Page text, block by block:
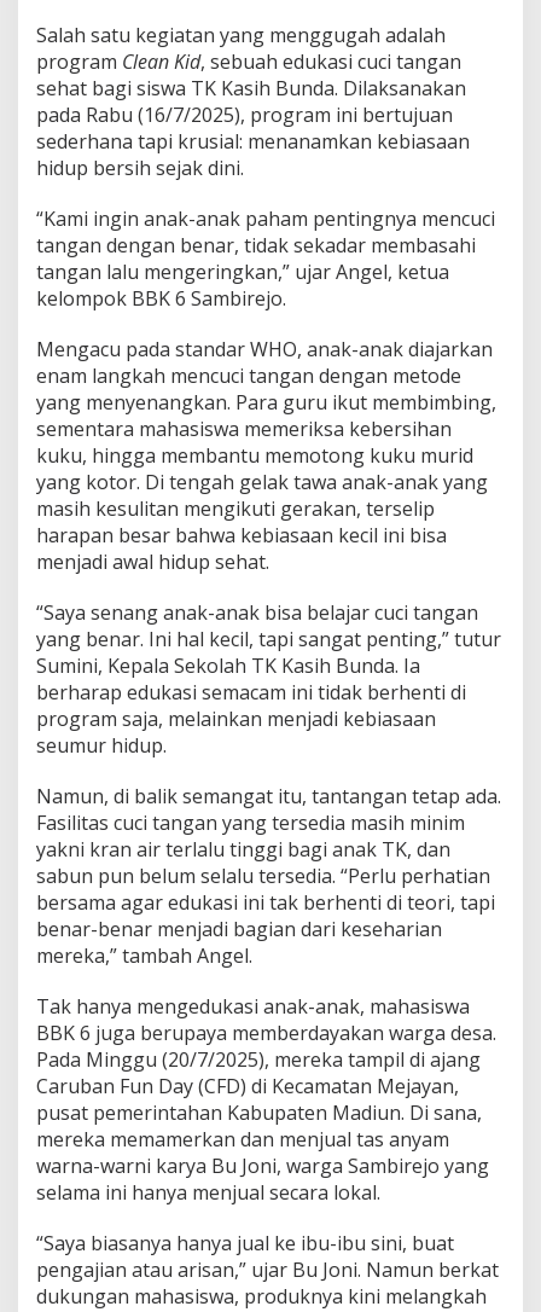
U
n
a
r
H
i
k
a
a
a
p
a
n
B
a
r
u
D
e
s
a
S
a
r
e
j
o
Salah satu kegiatan yang menggugah adalah
program Clean Kid, sebuah edukasi cuci tangan
sehat bagi siswa TK Kasih Bunda. Dilaksanakan
pada Rabu (16/7/2025), program ini bertujuan
sederhana tapi krusial: menanamkan kebiasaan
hidup bersih sejak dini.
“Kami ingin anak-anak paham pentingnya mencuci
tangan dengan benar, tidak sekadar membasahi
tangan lalu mengeringkan,” ujar Angel, ketua
kelompok BBK 6 Sambirejo.
Mengacu pada standar WHO, anak-anak diajarkan
enam langkah mencuci tangan dengan metode
yang menyenangkan. Para guru ikut membimbing,
sementara mahasiswa memeriksa kebersihan
kuku, hingga membantu memotong kuku murid
yang kotor. Di tengah gelak tawa anak-anak yang
masih kesulitan mengikuti gerakan, terselip
harapan besar bahwa kebiasaan kecil ini bisa
menjadi awal hidup sehat.
“Saya senang anak-anak bisa belajar cuci tangan
yang benar. Ini hal kecil, tapi sangat penting,” tutur
Sumini, Kepala Sekolah TK Kasih Bunda. Ia
berharap edukasi semacam ini tidak berhenti di
program saja, melainkan menjadi kebiasaan
seumur hidup.
Namun, di balik semangat itu, tantangan tetap ada.
Fasilitas cuci tangan yang tersedia masih minim
yakni kran air terlalu tinggi bagi anak TK, dan
sabun pun belum selalu tersedia. “Perlu perhatian
bersama agar edukasi ini tak berhenti di teori, tapi
benar-benar menjadi bagian dari keseharian
mereka,” tambah Angel.
Tak hanya mengedukasi anak-anak, mahasiswa
BBK 6 juga berupaya memberdayakan warga desa.
Pada Minggu (20/7/2025), mereka tampil di ajang
Caruban Fun Day (CFD) di Kecamatan Mejayan,
pusat pemerintahan Kabupaten Madiun. Di sana,
mereka memamerkan dan menjual tas anyam
warna-warni karya Bu Joni, warga Sambirejo yang
selama ini hanya menjual secara lokal.
“Saya biasanya hanya jual ke ibu-ibu sini, buat
pengajian atau arisan,” ujar Bu Joni. Namun berkat
dukungan mahasiswa, produknya kini melangkah